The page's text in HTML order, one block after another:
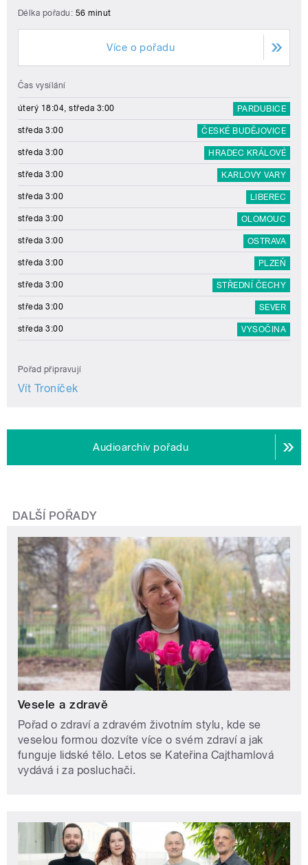
Délka pořadu: 56 minut
Více o pořadu
Čas vysílání
úterý 18:04, středa 3:00 PARDUBICE
středa 3:00 ČESKÉ BUDĚJOVICE
středa 3:00 HRADEC KRÁLOVÉ
středa 3:00 KARLOVY VARY
středa 3:00 LIBEREC
středa 3:00 OLOMOUC
středa 3:00 OSTRAVA
středa 3:00 PLZEŇ
středa 3:00 STŘEDNÍ ČECHY
středa 3:00 SEVER
středa 3:00 VYSOČINA
Pořad připravují
Vít Troníček
Audioarchiv pořadu
DALŠÍ POŘADY
Vesele a zdravě
Pořad o zdraví a zdravém životním stylu, kde se
veselou formou dozvíte více o svém zdraví a jak
funguje lidské tělo. Letos se Kateřina Cajthamlová
vydává i za posluchači.